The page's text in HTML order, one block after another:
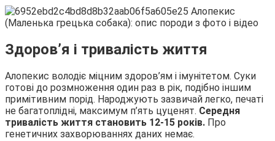
Здоров’я і тривалість життя
Алопекис володіє міцним здоров’ям і імунітетом. Суки
готові до розмноження один раз в рік, подібно іншим
примітивним порід. Народжують зазвичай легко, печаті
не багатоплідні, максимум п’ять цуценят. Середня
тривалість життя становить 12-15 років. Про
генетичних захворюваннях даних немає.